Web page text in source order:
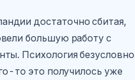
достаточно сбитая,
большую работу с
Психология безусловно
то это получилось уже